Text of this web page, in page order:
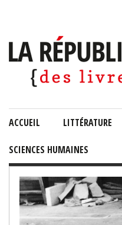
ACCUEIL LITTÉRATURE
SCIENCES HUMAINES